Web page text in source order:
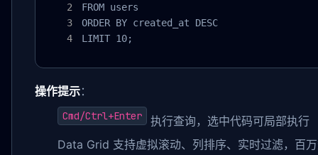
FROM users
ORDER BY created_at DESC
LIMIT 10;
操作提示：
Cmd/Ctrl+Enter
执行查询，选中代码可局部执行
Data Grid 支持虚拟滚动、列排序、实时过滤，百